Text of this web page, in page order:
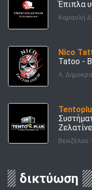
Έπιπλα
Καραολή
Nico
Tatoo -
Λ.
Βενιζέλου
δικτύωση